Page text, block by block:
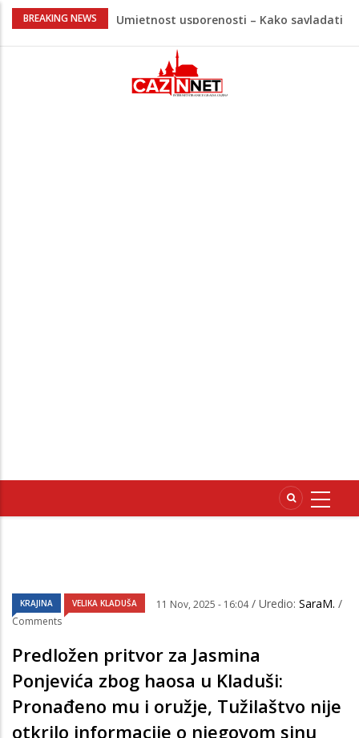
BREAKING NEWS
Umjetnost usporenosti – Kako savladati
Maloljetnik u policijskoj stanici napao
policajca i oštetio vrata
Razmišljate koji automobil kupiti? Nova
KRAJINA VELIKA KLADUŠA 11 Nov, 2025 - 16:04 / Uredio: SaraM. /
Comments
Predložen pritvor za Jasmina
Ponjevića zbog haosa u Kladuši:
Pronađeno mu i oružje, Tužilaštvo nije
otkrilo informacije o njegovom sinu